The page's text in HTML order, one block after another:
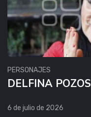
PERSONAJES
DELFINA POZOS
6 de julio de 2026